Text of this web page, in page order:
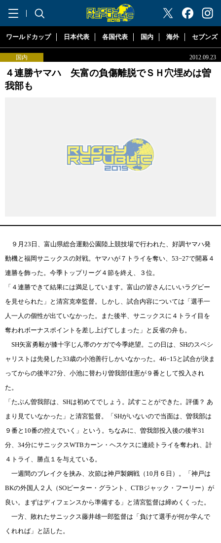
"ラグビーリパブリック"
ワールドカップ 日本代表 各国代表 国内 海外 セブンズ
国内 2012.09.23
４連勝ヤマハ 矢富の負傷離脱でＳＨ穴埋めは曽
我部も
９月23日、富山県総合運動公園陸上競技場で行われた、好調ヤマハ発
動機と福岡サニックスの対戦。ヤマハが７トライを奪い、53−27で開幕４
連勝を飾った。今季トップリーグ４節を終え、３位。
「４連勝できて結果には満足しています。富山の皆さんにいいラグビー
を見せられた」と清宮克幸監督。しかし、試合内容については「選手一
人一人の個性が出ていなかった。また後半、サニックスに４トライ目を
奪われボーナスポイントを差し上げてしまった」と反省の弁も。
SH矢富勇毅が膝十字じん帯のケガで今季絶望。この日は、SHのスペシ
ャリストは先発した33歳の小池善行しかいなかった。46−15と試合が決ま
ってからの後半27分、小池に替わり曽我部佳憲が９番として投入され
た。
「たぶん曽我部は、SHは初めてでしょう。試すことができた。評価？ あ
まり見ていなかった」と清宮監督。「SHがいないので当面は、曽我部は
９番と10番の控えでいく」という。ちなみに、曽我部投入後の後半31
分、34分にサニックスWTBカーン・ヘスケスに連続トライを奪われ、計
４トライ、勝点１を与えている。
一週間のブレイクを挟み、次節は神戸製鋼戦（10月６日）。「神戸は
BKの外国人２人（SOピーター・グラント、CTBジャック・フーリー）が
良い。まずはディフェンスから準備する」と清宮監督は締めくくった。
一方、敗れたサニックス藤井雄一郎監督は「負けて選手が何か学んで
くれれば」と話した。